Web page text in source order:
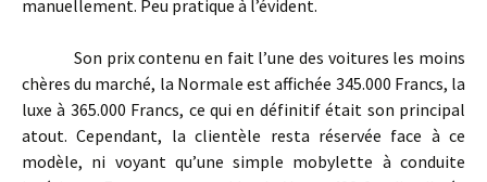
manuellement. Peu pratique à l’évident.
Son prix contenu en fait l’une des voitures les moins
chères du marché, la Normale est affichée 345.000 Francs, la
luxe à 365.000 Francs, ce qui en définitif était son principal
atout. Cependant, la clientèle resta réservée face à ce
modèle, ni voyant qu’une simple mobylette à conduite